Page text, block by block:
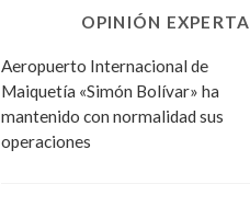
OPINIÓN EXPERTA
Aeropuerto Internacional de
Maiquetía «Simón Bolívar» ha
mantenido con normalidad sus
operaciones